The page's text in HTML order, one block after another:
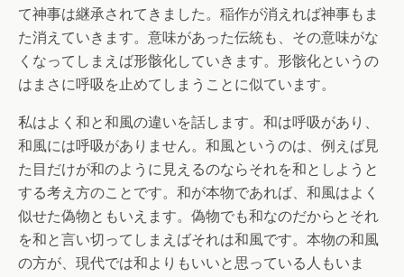
て神事は継承されてきました。稲作が消えれば神事もま
た消えていきます。意味があった伝統も、その意味がな
くなってしまえば形骸化していきます。形骸化というの
はまさに呼吸を止めてしまうことに似ています。
私はよく和と和風の違いを話します。和は呼吸があり、
和風には呼吸がありません。和風というのは、例えば見
た目だけが和のように見えるのならそれを和としようと
する考え方のことです。和が本物であれば、和風はよく
似せた偽物ともいえます。偽物でも和なのだからとそれ
を和と言い切ってしまえばそれは和風です。本物の和風
の方が、現代では和よりもいいと思っている人もいま